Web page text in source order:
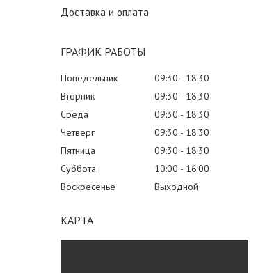
Доставка и оплата
ГРАФИК РАБОТЫ
Понедельник 09:30
18:30
Вторник
09:30
18:30
Среда
09:30
18:30
Четверг
09:30
18:30
Пятница
09:30
18:30
Суббота
10:00
16:00
Воскресенье
Выходной
КАРТА